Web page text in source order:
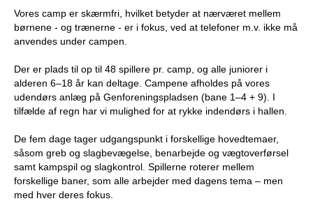
n
e
s
T
n
n
MAKKERBØRS
PADEL I ATK
Vores camp er skærmfri, hvilket betyder at nærværet mellem
børnene - og trænerne - er i fokus, ved at telefoner m.v. ikke må
anvendes under campen.
Der er plads til op til 48 spillere pr. camp, og alle juniorer i
alderen 6–18 år kan deltage. Campene afholdes på vores
udendørs anlæg på Genforeningspladsen (bane 1–4 + 9). I
tilfælde af regn har vi mulighed for at rykke indendørs i hallen.
De fem dage tager udgangspunkt i forskellige hovedtemaer,
såsom greb og slagbevægelse, benarbejde og vægtoverførsel
samt kampspil og slagkontrol. Spillerne roterer mellem
forskellige baner, som alle arbejder med dagens tema – men
med hver deres fokus.